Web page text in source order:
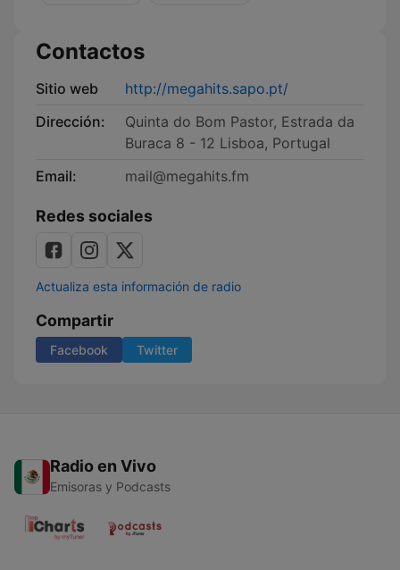
Contactos
Sitio web
http://megahits.sapo.pt/
Dirección:
Quinta do Bom Pastor, Estrada da
Buraca 8 - 12 Lisboa, Portugal
Email:
mail@megahits.fm
Redes sociales
Actualiza esta información de radio
Compartir
Facebook Twitter
Radio en Vivo
Emisoras y Podcasts